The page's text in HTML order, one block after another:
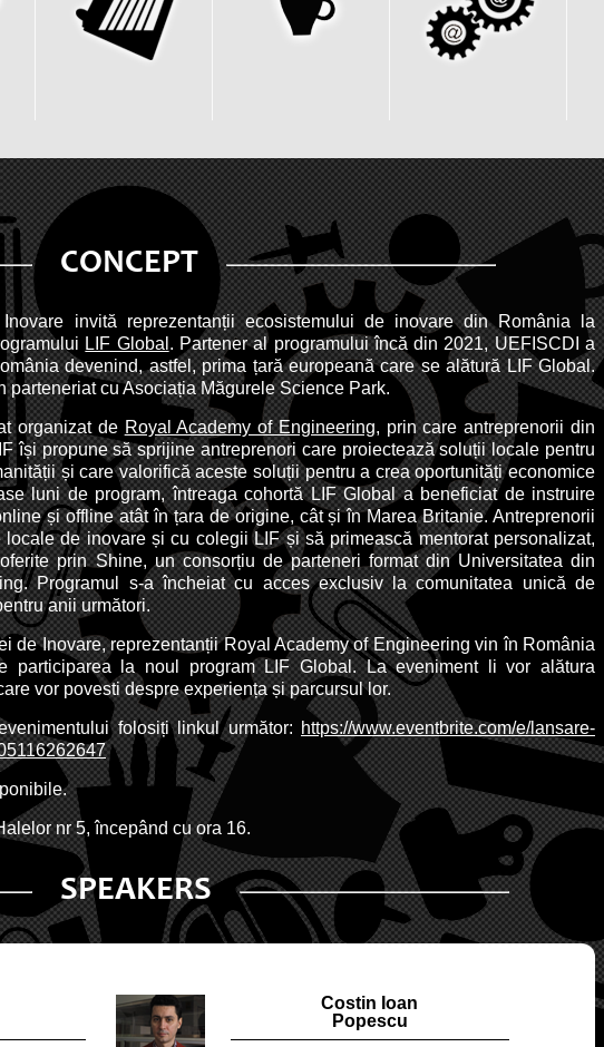
CONCEPT
invită reprezentanții ecosistemului de inovare din România la
LIF Global . Partener al programului încă din 2021, UEFISCDI a
devenind, astfel, prima țară europeană care se alătură LIF Global.
cu Asociația Măgurele Science Park.
organizat de Royal Academy of Engineering, prin care antreprenorii din
își propune să sprijine antreprenori care proiectează soluții locale pentru
și care valorifică aceste soluții pentru a crea oportunități economice
luni de program, întreaga cohortă LIF Global a beneficiat de instruire
și offline atât în țara de origine, cât și în Marea Britanie. Antreprenorii
de inovare și cu colegii LIF și să primească mentorat personalizat,
prin Shine, un consorțiu de parteneri format din Universitatea din
Programul s-a încheiat cu acces exclusiv la comunitatea unică de
anii următori.
de Inovare, reprezentanții Royal Academy of Engineering vin în România
participarea la noul program LIF Global. La eveniment li vor alătura
vor povesti despre experiența și parcursul lor.
folosiți linkul următor: https://www.eventbrite.com/e/lansare-
nr 5, începând cu ora 16.
SPEAKERS
Costin Ioan
Popescu